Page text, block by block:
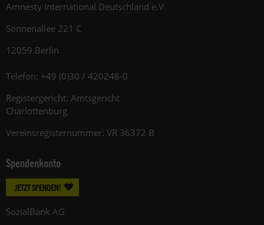
Amnesty International Deutschland e.V.
Sonnenallee 221 C
12059 Berlin
Telefon: +49 (0)30 / 420248-0
Registergericht: Amtsgericht
Charlottenburg
Vereinsregisternummer: VR 36372 B
Spendenkonto
JETZT SPENDEN!
SozialBank AG